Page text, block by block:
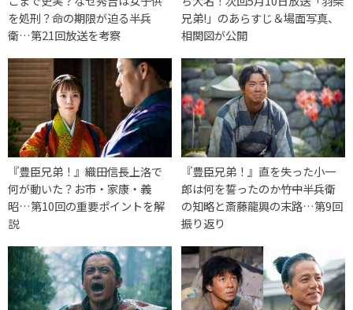
を処刑？命の期限が迫る半兵
衛…第21回放送を考察
兄弟!」のあらすじ＆場面写真、
相関図が公開
『豊臣兄弟！』織田信長上洛で
何が動いた？お市・家康・義
昭…第10回の重要ポイントを解
説
『豊臣兄弟！』直を失った小一
郎は何を誓ったのか――竹中半兵衛
の知略と斎藤龍興の末路…第9回
振り返り